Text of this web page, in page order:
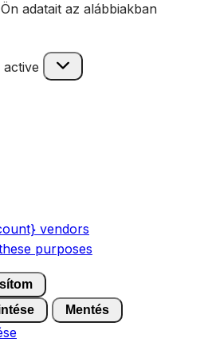
adatait az alábbiakban
vendors
purposes
Mentés